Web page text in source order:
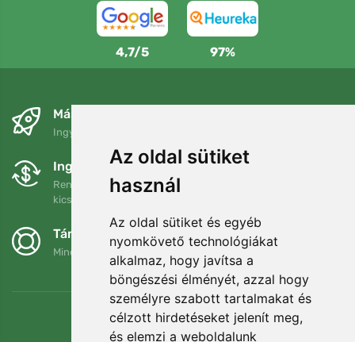
Az oldal sütiket
használ
Az oldal sütiket és egyéb
nyomkövető technológiákat
alkalmaz, hogy javítsa a
böngészési élményét, azzal hogy
személyre szabott tartalmakat és
célzott hirdetéseket jelenít meg,
és elemzi a weboldalunk
4,7/5 97%
Másnapra és ingyenesen
Ingyenes szállítás a következő összeg felett: 80 EUR
Ingyenes csere és visszaküldés
Rendelését 90 napon belül bármikor visszaküldheti vagy
kicserélheti.
Támogatjuk a Trees.org-ot
Minden megrendelésért ültetünk egy fát! Bővebben